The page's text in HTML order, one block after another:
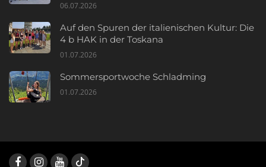
06.07.2026
Auf den Spuren der italienischen Kultur: Die
4 b HAK in der Toskana
01.07.2026
Sommersportwoche Schladming
01.07.2026